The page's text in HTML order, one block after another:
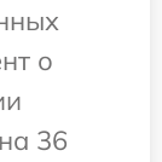
о
36